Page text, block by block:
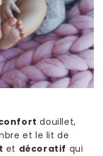
douillet,
et le lit de
et décoratif qui